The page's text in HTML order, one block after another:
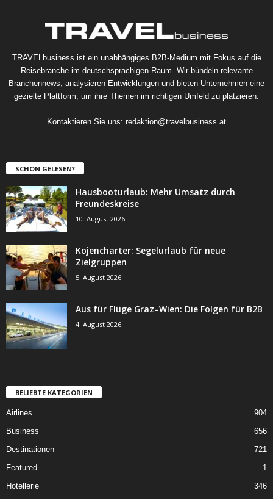
TRAVELbusiness ist ein unabhängiges B2B-Medium mit Fokus auf die
Reisebranche im deutschsprachigen Raum. Wir bündeln relevante
Branchennews, analysieren Entwicklungen und bieten Unternehmen eine
gezielte Plattform, um ihre Themen im richtigen Umfeld zu platzieren.
Kontaktieren Sie uns: redaktion@travelbusiness.at
SCHON GELESEN?
Hausbooturlaub: Mehr Umsatz durch
Freundeskreise
10. August 2026
Kojencharter: Segelurlaub für neue
Zielgruppen
5. August 2026
Aus für Flüge Graz–Wien: Die Folgen für B2B
4. August 2026
BELIEBTE KATEGORIEN
Airlines
904
Business
656
Destinationen
721
Featured
1
Hotellerie
346